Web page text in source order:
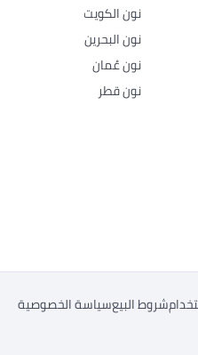
نون الكويت
نون البحرين
نون عُمان
نون قطر
شروط البيعسياسة الخصوصية